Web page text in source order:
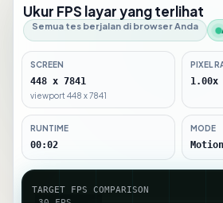
Ukur FPS layar yang terlihat
Semua tes berjalan di browser Anda
SCREEN
448 x 7841
viewport 448 x 7841
PIXEL
1.00x
RUNTIME
00:03
MODE
Motion
TARGET FPS COMPARISON